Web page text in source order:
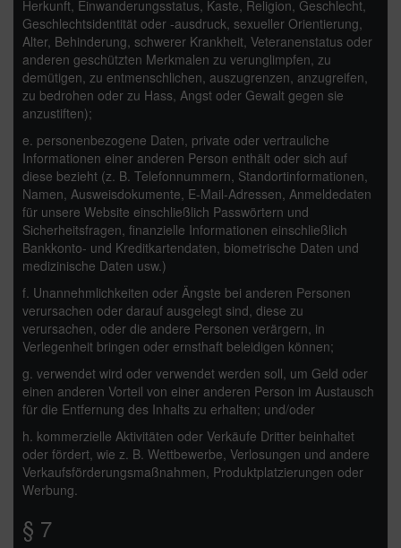
Herkunft, Einwanderungsstatus, Kaste, Religion, Geschlecht,
Geschlechtsidentität oder -ausdruck, sexueller Orientierung,
Alter, Behinderung, schwerer Krankheit, Veteranenstatus oder
anderen geschützten Merkmalen zu verunglimpfen, zu
demütigen, zu entmenschlichen, auszugrenzen, anzugreifen,
zu bedrohen oder zu Hass, Angst oder Gewalt gegen sie
anzustiften);
e. personenbezogene Daten, private oder vertrauliche
Informationen einer anderen Person enthält oder sich auf
diese bezieht (z. B. Telefonnummern, Standortinformationen,
Namen, Ausweisdokumente, E-Mail-Adressen, Anmeldedaten
für unsere Website einschließlich Passwörtern und
Sicherheitsfragen, finanzielle Informationen einschließlich
Bankkonto- und Kreditkartendaten, biometrische Daten und
medizinische Daten usw.)
f. Unannehmlichkeiten oder Ängste bei anderen Personen
verursachen oder darauf ausgelegt sind, diese zu
verursachen, oder die andere Personen verärgern, in
Verlegenheit bringen oder ernsthaft beleidigen können;
g. verwendet wird oder verwendet werden soll, um Geld oder
einen anderen Vorteil von einer anderen Person im Austausch
für die Entfernung des Inhalts zu erhalten; und/oder
h. kommerzielle Aktivitäten oder Verkäufe Dritter beinhaltet
oder fördert, wie z. B. Wettbewerbe, Verlosungen und andere
Verkaufsförderungsmaßnahmen, Produktplatzierungen oder
Werbung.
§ 7